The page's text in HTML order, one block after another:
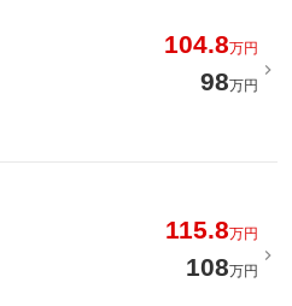
104.8万円
98万円
115.8万円
108万円